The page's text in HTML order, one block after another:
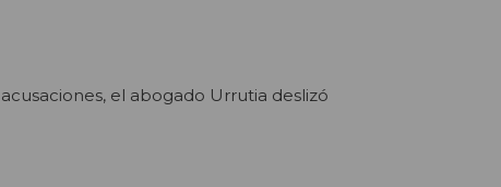
acusaciones, el abogado Urrutia deslizó